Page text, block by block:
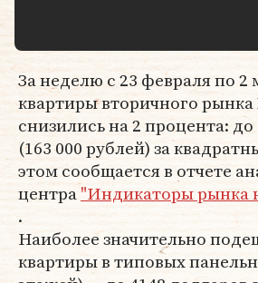
За неделю с 23 февраля по 2
квартиры вторичного
снизились на 2 процента:
(163 000 рублей) за
этом сообщается в отчете
центра"Индикаторы рынка
.
Наиболее значительно
квартиры в типовых